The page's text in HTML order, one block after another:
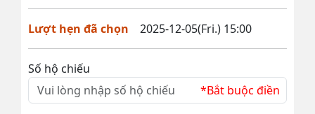
Lượt hẹn đã chọn 2025-12-05(Fri.) 15:00
Số hộ chiếu
*Bắt buộc điền